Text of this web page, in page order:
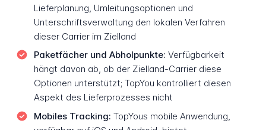
Lieferplanung, Umleitungsoptionen und
Unterschriftsverwaltung den lokalen Verfahren
dieser Carrier im Zielland
Paketfächer und Abholpunkte: Verfügbarkeit
hängt davon ab, ob der Zielland-Carrier diese
Optionen unterstützt; TopYou kontrolliert diesen
Aspekt des Lieferprozesses nicht
Mobiles Tracking: TopYous mobile Anwendung,